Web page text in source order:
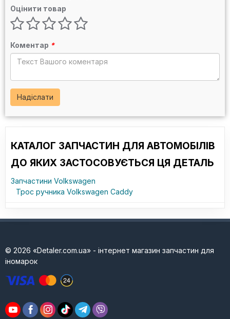
Оцінити товар
Коментар *
Надіслати
КАТАЛОГ ЗАПЧАСТИН ДЛЯ АВТОМОБІЛІВ
ДО ЯКИХ ЗАСТОСОВУЄТЬСЯ ЦЯ ДЕТАЛЬ
Запчастини Volkswagen
Трос ручника Volkswagen Caddy
© 2026 «Detaler.com.ua» - інтернет магазин запчастин для
іномарок